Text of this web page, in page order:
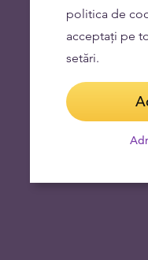
politica de
acceptați pe
setări.